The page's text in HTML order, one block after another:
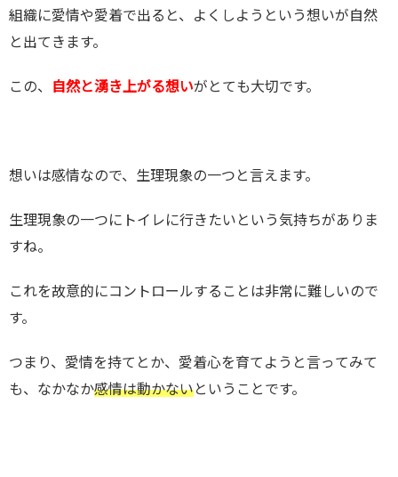
組織に愛情や愛着で出ると、よくしようという想いが自然
と出てきます。
この、 自然と湧き上がる想いがとても大切です。
想いは感情なので、生理現象の一つと言えます。
生理現象の一つにトイレに行きたいという気持ちがありま
すね。
これを故意的にコントロールすることは非常に難しいので
す。
つまり、愛情を持てとか、愛着心を育てようと言ってみて
も、なかなか感情は動かないということです。